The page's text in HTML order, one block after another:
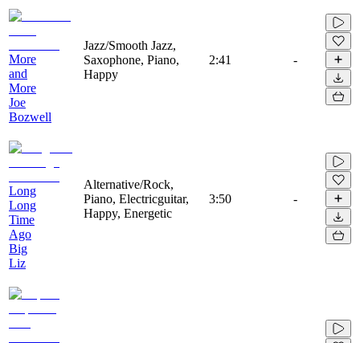
More
and
More
Joe
Bozwell
Jazz/Smooth Jazz,
Saxophone, Piano,
Happy
2:41 -
Long
Long
Time
Ago
Big
Liz
Alternative/Rock,
Piano, Electricguitar,
Happy, Energetic
3:50 -